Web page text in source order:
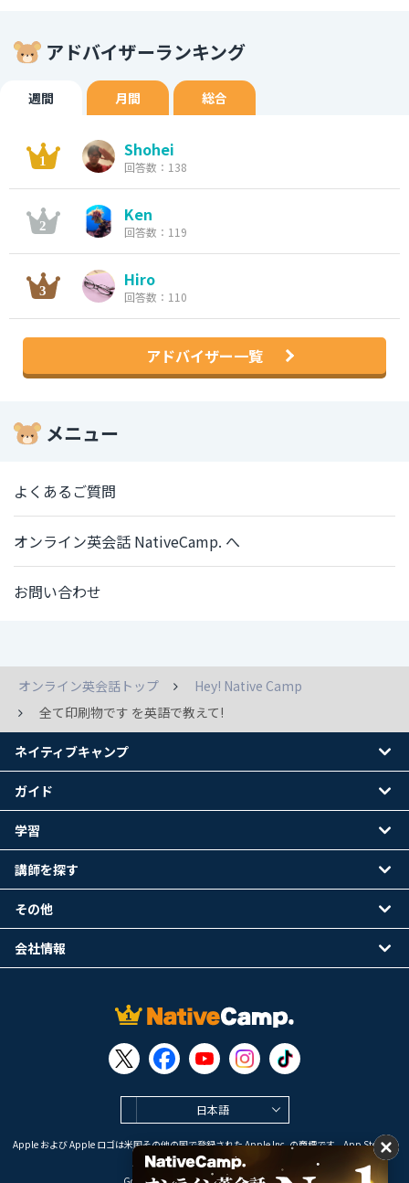
アドバイザーランキング
週間 月間 総合
Shohei
回答数：138
Ken
回答数：119
Hiro
回答数：110
アドバイザー一覧
メニュー
よくあるご質問
オンライン英会話 NativeCamp. へ
お問い合わせ
オンライン英会話トップ
Hey! Native Camp
全て印刷物です を英語で教えて!
日本語
Apple および Apple ロゴは米国その他の国で登録された Apple Inc. の商標です。App Store は
Apple Inc. のサービスマークです。
ネイティブキャンプ
ガイド
学習
講師を探す
その他
会社情報